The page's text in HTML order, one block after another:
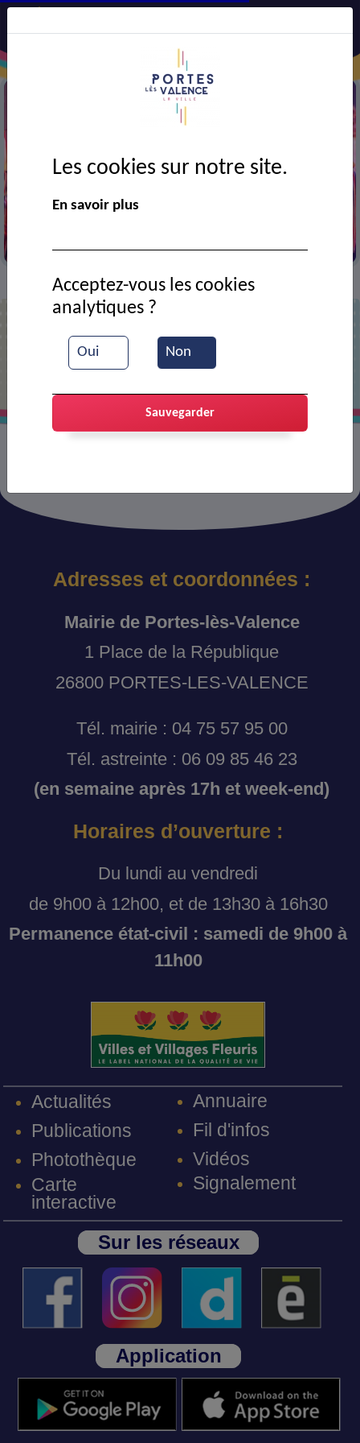
> Contact >Yamina Kouli
Adresses et coordonnées :
Mairie de Portes-lès-Valence
1 Place de la République
26800 PORTES-LES-VALENCE
Tél. mairie : 04 75 57 95 00
Tél. astreinte : 06 09 85 46 23
(en semaine après 17h et week-end)
Horaires d’ouverture :
Du lundi au vendredi
de 9h00 à 12h00, et de 13h30 à 16h30
Permanence état-civil : samedi de 9h00 à
11h00
Actualités
Publications
Photothèque
Carte
interactive
Annuaire
Fil d'infos
Vidéos
Signalement
Sur les réseaux
Application
Les cookies sur notre site.
En savoir plus
Oui Non
Acceptez-vous les cookies
analytiques ?
Sauvegarder